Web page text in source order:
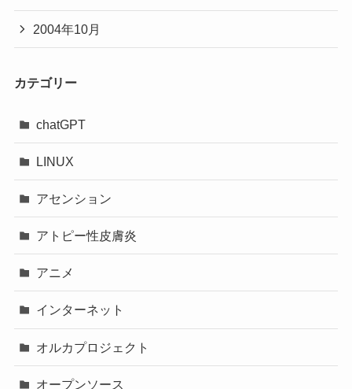
2004年10月
カテゴリー
chatGPT
LINUX
アセンション
アトピー性皮膚炎
アニメ
インターネット
オルカプロジェクト
オープンソース